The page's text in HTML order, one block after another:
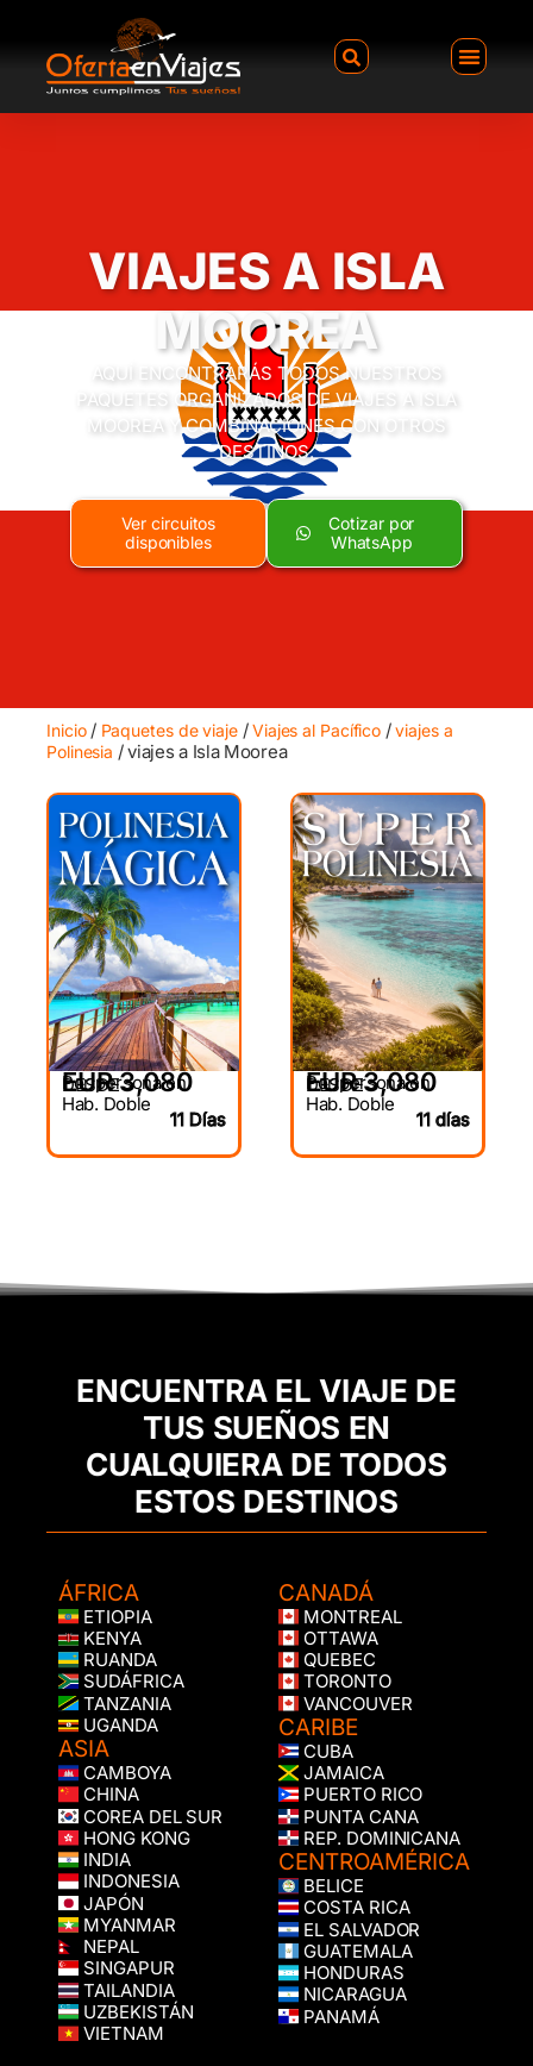
VIAJES A ISLA
MOOREA
AQUÍ ENCONTRARÁS TODOS NUESTROS
PAQUETES ORGANIZADOS DE VIAJES A ISLA
MOOREA Y COMBINACIONES CON OTROS
DESTINOS.
Ver circuitos
disponibles
Cotizar por
WhatsApp
Inicio/ Paquetes de viaje/Viajes al Pacífico /viajes a
Polinesia / viajes a Isla Moorea
DESDE
EUR 3,080
Por persona en
Hab. Doble
11 Días
DESDE
EUR 3,080
Por persona en
Hab. Doble
11 días
ENCUENTRA EL VIAJE DE
TUS SUEÑOS EN
CUALQUIERA DE TODOS
ESTOS DESTINOS
ÁFRICA
ETIOPIA
KENYA
RUANDA
SUDÁFRICA
TANZANIA
UGANDA
ASIA
CAMBOYA
CHINA
COREA DEL SUR
HONG KONG
INDIA
INDONESIA
JAPÓN
MYANMAR
NEPAL
SINGAPUR
TAILANDIA
UZBEKISTÁN
VIETNAM
CANADÁ
MONTREAL
OTTAWA
QUEBEC
TORONTO
VANCOUVER
CARIBE
CUBA
JAMAICA
PUERTO RICO
PUNTA CANA
REP. DOMINICANA
CENTROAMÉRICA
BELICE
COSTA RICA
EL SALVADOR
GUATEMALA
HONDURAS
NICARAGUA
PANAMÁ